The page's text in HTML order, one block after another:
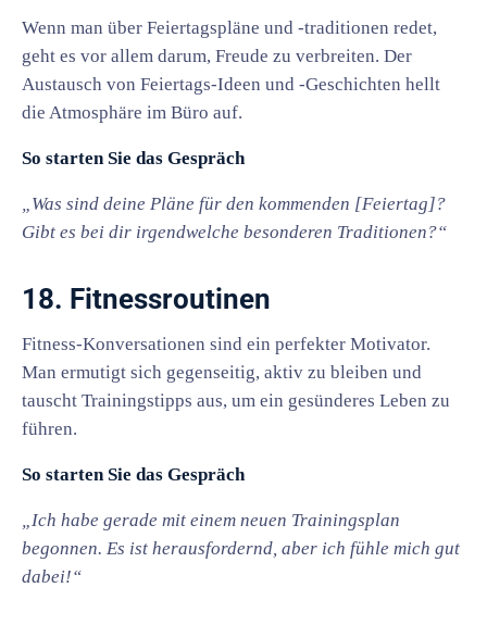
Wenn man über Feiertagspläne und -traditionen redet,
geht es vor allem darum, Freude zu verbreiten. Der
Austausch von Feiertags-Ideen und -Geschichten hellt
die Atmosphäre im Büro auf.
So starten Sie das Gespräch
„Was sind deine Pläne für den kommenden [Feiertag]?
Gibt es bei dir irgendwelche besonderen Traditionen?“
18. Fitnessroutinen
Fitness-Konversationen sind ein perfekter Motivator.
Man ermutigt sich gegenseitig, aktiv zu bleiben und
tauscht Trainingstipps aus, um ein gesünderes Leben zu
führen.
So starten Sie das Gespräch
„Ich habe gerade mit einem neuen Trainingsplan
begonnen. Es ist herausfordernd, aber ich fühle mich gut
dabei!“